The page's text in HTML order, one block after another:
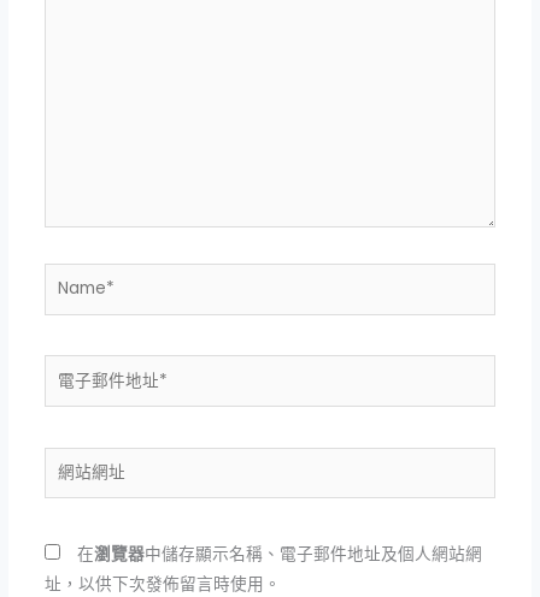
Name*
電
*
網
站
址
在瀏覽器中儲存顯示名稱、電子郵件地址及個人網站網
址，以供下次發佈留言時使用。